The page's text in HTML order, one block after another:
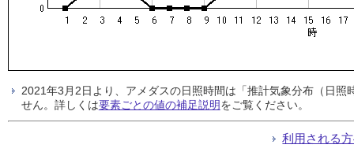
2021年3月2日より、アメダスの日照時間は「推計気象分布（日
せん。詳しくは要素ごとの値の補足説明をご覧ください。
利用される